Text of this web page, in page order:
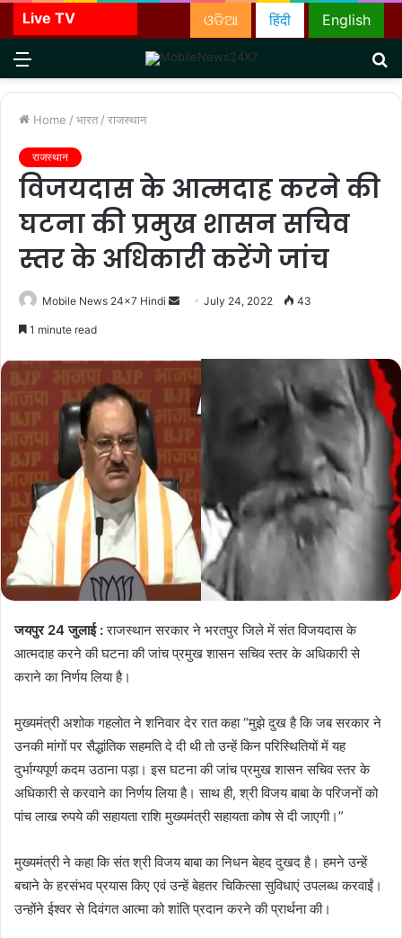
Live TV English
हिंदी
ଓଡିଆ
Menu
Home / भारत / राजस्थान
राजस्थान
विजयदास के आत्मदाह करने की
घटना की प्रमुख शासन सचिव
स्तर के अधिकारी करेंगे जांच
Mobile News 24x7 Hindi
SendJuly 24, 2022 43
1 minute read
जयपुर 24 जुलाई :राजस्थान सरकार ने भरतपुर जिले में संत विजयदास के
आत्मदाह करने की घटना की जांच प्रमुख शासन सचिव स्तर के अधिकारी से
कराने का निर्णय लिया है।
मुख्यमंत्री अशोक गहलोत ने शनिवार देर रात कहा “मुझे दुख है कि जब सरकार ने
उनकी मांगों पर सैद्धांतिक सहमति दे दी थी तो उन्हें किन परिस्थितियों में यह
दुर्भाग्यपूर्ण कदम उठाना पड़ा। इस घटना की जांच प्रमुख शासन सचिव स्तर के
अधिकारी से करवाने का निर्णय लिया है। साथ ही, श्री विजय बाबा के परिजनों को
पांच लाख रुपये की सहायता राशि मुख्यमंत्री सहायता कोष से दी जाएगी।”
मुख्यमंत्री ने कहा कि संत श्री विजय बाबा का निधन बेहद दुखद है। हमने उन्हें
बचाने के हरसंभव प्रयास किए एवं उन्हें बेहतर चिकित्सा सुविधाएं उपलब्ध करवाईं।
उन्होंने ईश्वर से दिवंगत आत्मा को शांति प्रदान करने की प्रार्थना की।